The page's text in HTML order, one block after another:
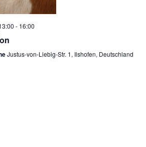
- 16:00
Justus-von-Liebig-Str. 1, Ilshofen, Deutschland